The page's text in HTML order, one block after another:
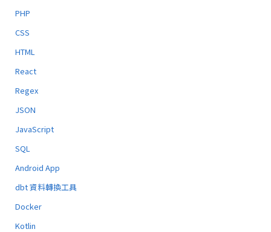
PHP
CSS
HTML
React
Regex
JSON
JavaScript
SQL
Android App
dbt 資料轉換工具
Docker
Kotlin